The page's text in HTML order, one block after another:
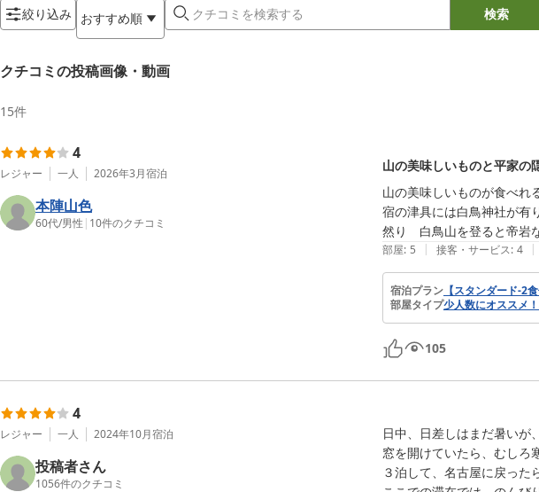
絞り込み おすすめ順 検索
クチコミの投稿画像・動画
15件
4
レジャー 一人 2026年3月宿泊
本陣山色
60代/男性 | 10件のクチコミ
山の美味しいものと平家の
山の美味しいものが食べれ
宿の津具には白鳥神社が有
然り　白鳥山を登ると帝岩
部屋: 5 | 接客・サービス: 4 |
宿泊プラン 【スタンダード-2
部屋タイプ少人数にオススメ
105
4
レジャー 一人 2024年10月宿泊
投稿者さん
1056件のクチコミ
日中、日差しはまだ暑いが
窓を開けていたら、むしろ
３泊して、名古屋に戻った